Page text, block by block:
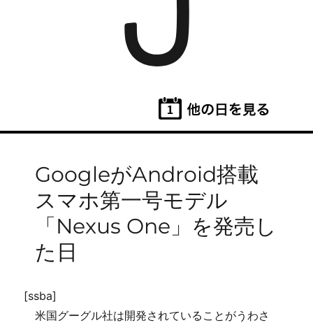
GoogleがAndroid搭載
スマホ第一号モデル
「Nexus One」を発売し
た日
[ssba]
米国グーグル社は開発されていることがうわさ